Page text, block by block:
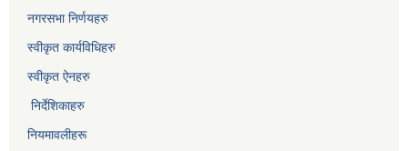
नगरसभा निर्णयहरु
स्वीकृत कार्यविधिहरु
स्वीकृत ऐनहरु
निर्देशिकाहरु
नियमावलीहरू